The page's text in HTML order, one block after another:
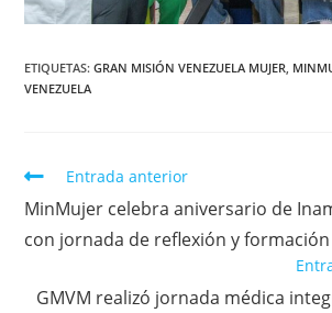
ETIQUETAS:GRAN MISIÓN VENEZUELA MUJER
VENEZUELA
Entrada anterior
MinMujer celebra aniversario de
con jornada de reflexión y
GMVM realizó jornada médica